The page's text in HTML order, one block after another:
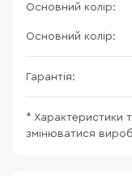
Основний колір:
Основний колір:
Гарантія:
* Характеристики
змінюватися